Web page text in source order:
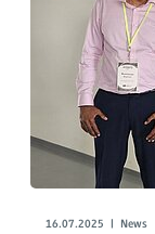
16.07.2025 | News